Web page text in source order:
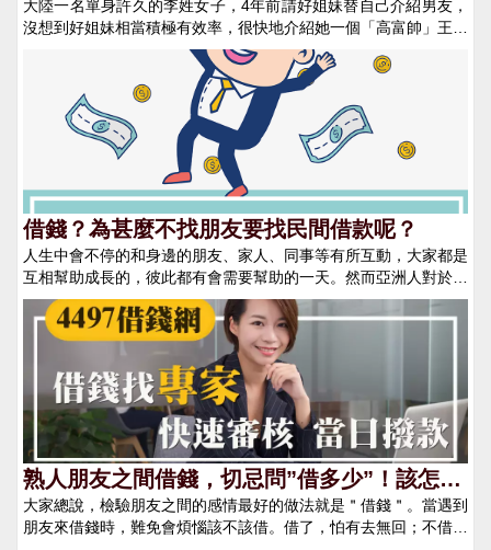
外，還需要償還欠下的人情債。 很多人借錢都是因為虛榮心作
費，最終這個問題會像雪球一樣越滾越大，最後只能拿自己後半段
的人生來償還這些自己造成的債務。因為生活中突發狀況而借錢，
4497借錢網挺您 除了上述借錢享受生活的案例之外，人生中往往
會遇到突然發生的意外，如家人生病、出車禍、或是因為國際情勢
的影響造成的經濟不景氣，這些很多都是自己想避免卻又避免不了
的事情，為了幫助大家度過這個難關，4497借錢網提供了全台的
借錢資訊整合，有小額借款、信用借款、證件借款等各種民間借款
的管道，讓各位在遇到資金難關時，除了銀行之外還有一個民間借
款的管道。
的貸款紀錄、信用卡使用紀錄以及目前的財務狀況是否正常。如有
一些不良的遲繳紀錄或是呆帳的話，那麼銀行可能會降低借款的額
度並提高借款的利息，甚至會直接拒絕過件。因此每年最好可以對
自己的信用評分/聯徵紀錄進行檢查(每年有提供一次的免費查詢服
務)。信用報告/聯徵分數查詢連結-
https://apply.jcic.org.tw/CreditQueryInput.do2. 降低信用卡的額度
相信每個手邊都會有幾張使用不到的信用卡，但你不知道的是即使
是未使用的信用卡也會占用到自身的借款額度。假設你有兩張10
萬額度的信用卡是平常沒有在使用的，那這兩張卡便會占用申請信
用貸款時20萬的額度，所以會建議平沒在使用的信用卡可以辦理
剪卡，一來是減少被盜刷的風險，二來還可以加自己貸款的額度。
3. 減少自身的債務自身所背負的債務無疑是會影響到借錢額度的
高低，因此若有可以償還先前債務的機會時，請盡快將債務還清。
認為償債能力不佳的機會。4. 提高自己的收入增加自己的收入除
了可以讓自己生活變得更好之外，還可以提高自己的借款額度。無
論是透過升職加薪或是兼職方式，都是可以提高貸款額度的方式，
只要有穩定且成長的收入，在貸方眼中你就是個好客戶！5. 尋找
適合的保人 若想要快速地提高自身借款額度以及過件機會，尋找
一個條件優良的連帶保證人，這麼一來便可以藉由保證人的條件來
提高自身的額度。但若借款是透過保證人達成的，務必要準時還
款，避免債務轉嫁到保證人身上！
閨密
大陸一名單身許久的李姓女子，4年前請好姐妹替自己介紹男友，
沒想到好姐妹相當積極有效率，很快地介紹她一個「高富帥」王姓
男子，兩人互加微信後便陷入熱戀，只是李女每每想約見面，王男
都會以在國外工作不方便婉拒，直到交往一年後，王男便開始以生
意失敗等理由向李女借錢，在網戀的3年中就借了30多萬人民幣
（約新台幣140多萬）。後來李女驚覺不對勁，不斷借錢沒還又避
不見面，忍不住報警才發現，這個男友竟是好姐妹扮的。 ----------
---------------------------------------------------------------------------------
------------------------------------------------ 借錢要尋求正規管道，
不要利用一些旁門管道甚至到來欺騙自己的閨蜜。雖然可能當下可
以借到錢，但後續東窗事發後不僅與長年的閨蜜撕破臉了，甚至還
要面臨法律上的制裁。 借錢並非丟臉的事，只要有借有還，再借
不難。而且借錢一定要經由正規的管道，而不是用偷拐搶騙的方
式，不僅解決不了事情還會為自己惹上更多的麻煩。 4497借錢
網：https://4497tw.com 4497借錢免費刊登：
https://4497tw.com/user-regedit
借錢？為甚麼不找朋友要找民間借款呢？
人生中會不停的和身邊的朋友、家人、同事等有所互動，大家都是
互相幫助成長的，彼此都有會需要幫助的一天。然而亞洲人對於人
情的部分都特別注重，就拿借錢這件事情來說，很多人是因為礙於
人情壓力的關係，心裡明明不願意借錢出去，卻又因為面子問題而
不得不借。但要注意的是有的人借錢，是真的暫時遇到的困難，如
婚喪嫁娶等，或是生意臨時周轉不靈，短時間內熬過去後便可以順
利還錢，有的則是只想借錢來享樂的。這兩者之間的差異還是很大
的，前者是因為臨時的意外或是外在因素影響而產生的，視情況能
幫就盡量幫忙，否則真沒了人情味。然而後者，主要的原因都是出
在自己身上，平常沒有好好規劃財務和工作，只想著預支自己的消
費，等錢不夠用的時候才會想到要找朋友幫忙！但不管什麼情況，
只要是遇到這幾種朋友需要小額借款的，都務必要再三謹慎。一、
長年欠債，卻又沒有一個穩定工作的人江山易改，本性難移。如果
身邊像這樣的朋友，有天突然跟你說他想創業或是投資項目，只是
熟人朋友之間借錢，切忌問”借多少”！該怎麼
做較適當呢？
大家總說，檢驗朋友之間的感情最好的做法就是＂借錢＂。當遇到
朋友來借錢時，難免會煩惱該不該借。借了，怕有去無回；不借，